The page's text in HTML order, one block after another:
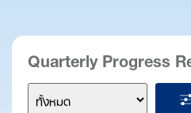
Quarterly Progress